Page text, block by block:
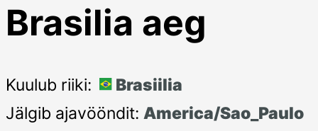
Brasilia aeg
Kuulub riiki:
Brasiilia
Jälgib ajavööndit: America/Sao_Paulo